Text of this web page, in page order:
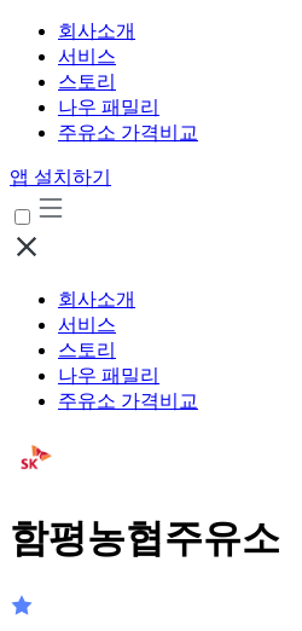
회사소개
서비스
스토리
나우 패밀리
주유소 가격비교
앱 설치하기
회사소개
서비스
스토리
나우 패밀리
주유소 가격비교
함평농협주유소